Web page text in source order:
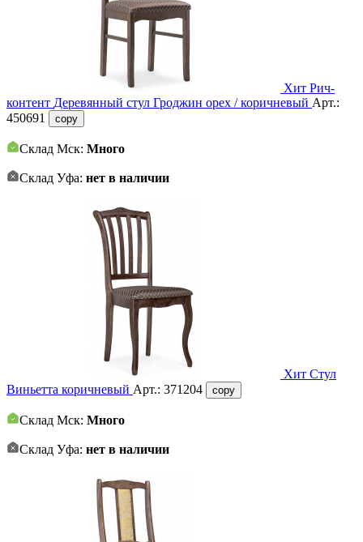
Хит Рич-
контент Деревянный стул Гроджин орех / коричневый Арт.:
450691
copy
Склад Мск: Много
Склад Уфа: нет в наличии
Хит Стул
Виньетта коричневый Арт.: 371204 copy
Склад Мск: Много
Склад Уфа: нет в наличии